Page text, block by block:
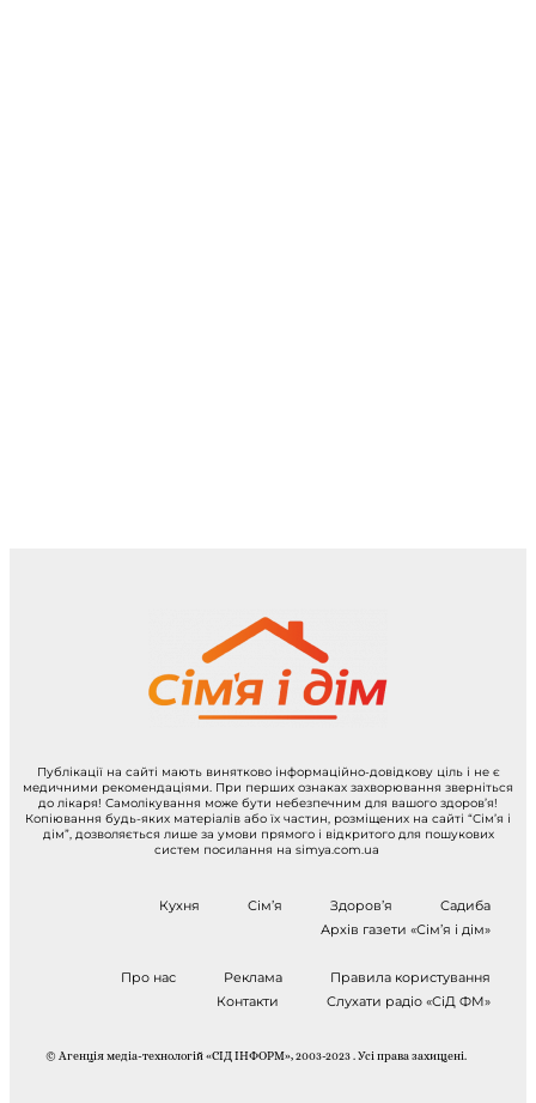
Публікації на сайті мають винятково інформаційно-довідкову ціль і не є
медичними рекомендаціями. При перших ознаках захворювання зверніться
до лікаря! Самолікування може бути небезпечним для вашого здоров’я!
Копіювання будь-яких матеріалів або їх частин, розміщених на сайті “Сім’я і
дім”, дозволяється лише за умови прямого і відкритого для пошукових
систем посилання на simya.com.ua
Кухня Сім’я Здоров’я
Садиба
Архів газети «Сім’я і дім»
Про нас Реклама
Правила користування
Контакти
Слухати радіо «СіД ФМ»
© Агенція медіа-технологій «СІД ІНФОРМ», 2003-2023 . Усі права захищені.